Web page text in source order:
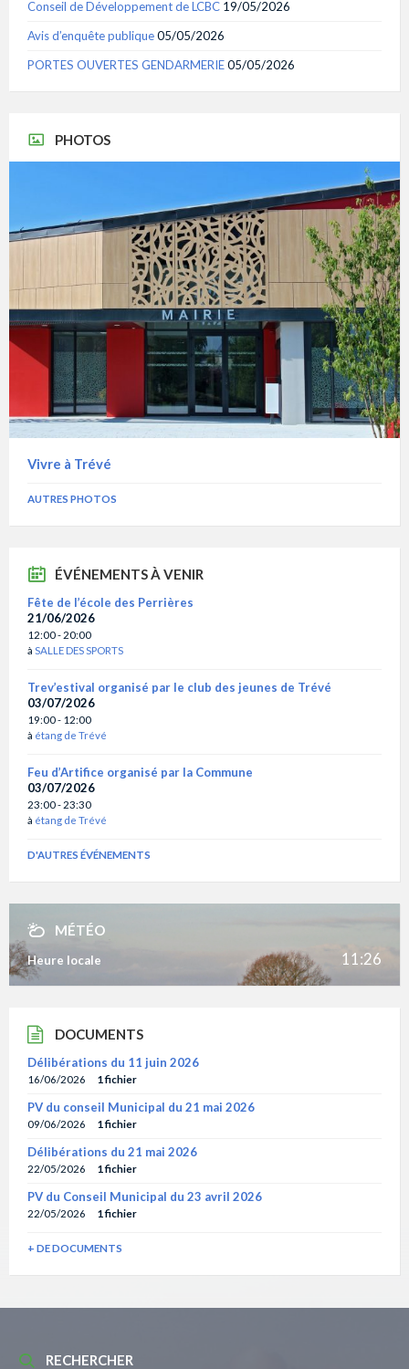
Conseil de Développement de LCBC 19/05/2026
Avis d’enquête publique05/05/2026
PORTES OUVERTES GENDARMERIE05/05/2026
PHOTOS
Vivre à Trévé
AUTRES PHOTOS
ÉVÉNEMENTS À VENIR
Fête de l’école des Perrières
21/06/2026
12:00 - 20:00
à SALLE DES SPORTS
Trev’estival organisé par le club des jeunes de Trévé
03/07/2026
19:00 - 12:00
à étang de Trévé
Feu d’Artifice organisé par la Commune
03/07/2026
23:00 - 23:30
à étang de Trévé
D'AUTRES ÉVÉNEMENTS
MÉTÉO
Heure locale 11:26
DOCUMENTS
Délibérations du 11 juin 2026
16/06/2026 1 fichier
PV du conseil Municipal du 21 mai 2026
09/06/2026 1 fichier
Délibérations du 21 mai 2026
22/05/2026 1 fichier
PV du Conseil Municipal du 23 avril 2026
22/05/2026 1 fichier
+ DE DOCUMENTS
RECHERCHER